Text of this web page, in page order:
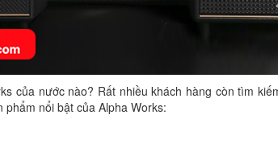
của nước nào? Rất nhiều khách hàng còn tìm
phẩm nổi bật của Alpha Works: